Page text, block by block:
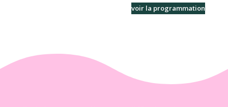
voir la programmation